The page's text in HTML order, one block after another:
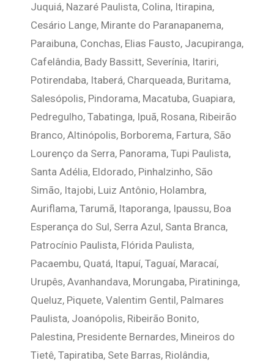
Juquiá, Nazaré Paulista, Colina, Itirapina,
Cesário Lange, Mirante do Paranapanema,
Paraibuna, Conchas, Elias Fausto, Jacupiranga,
Cafelândia, Bady Bassitt, Severínia, Itariri,
Potirendaba, Itaberá, Charqueada, Buritama,
Salesópolis, Pindorama, Macatuba, Guapiara,
Pedregulho, Tabatinga, Ipuã, Rosana, Ribeirão
Branco, Altinópolis, Borborema, Fartura, São
Lourenço da Serra, Panorama, Tupi Paulista,
Santa Adélia, Eldorado, Pinhalzinho, São
Simão, Itajobi, Luiz Antônio, Holambra,
Auriflama, Tarumã, Itaporanga, Ipaussu, Boa
Esperança do Sul, Serra Azul, Santa Branca,
Patrocínio Paulista, Flórida Paulista,
Pacaembu, Quatá, Itapuí, Taguaí, Maracaí,
Urupês, Avanhandava, Morungaba, Piratininga,
Queluz, Piquete, Valentim Gentil, Palmares
Paulista, Joanópolis, Ribeirão Bonito,
Palestina, Presidente Bernardes, Mineiros do
Tietê, Tapiratiba, Sete Barras, Riolândia,